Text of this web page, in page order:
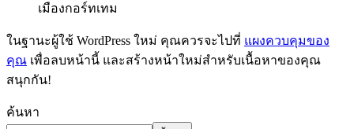
เมืองกอร์ทเทม
ในฐานะผู้ใช้ WordPress ใหม่ คุณควรจะไปที่ แผงควบคุมของ
คุณ เพื่อลบหน้านี้ และสร้างหน้าใหม่สำหรับเนื้อหาของคุณ
สนุกกัน!
ค้นหา